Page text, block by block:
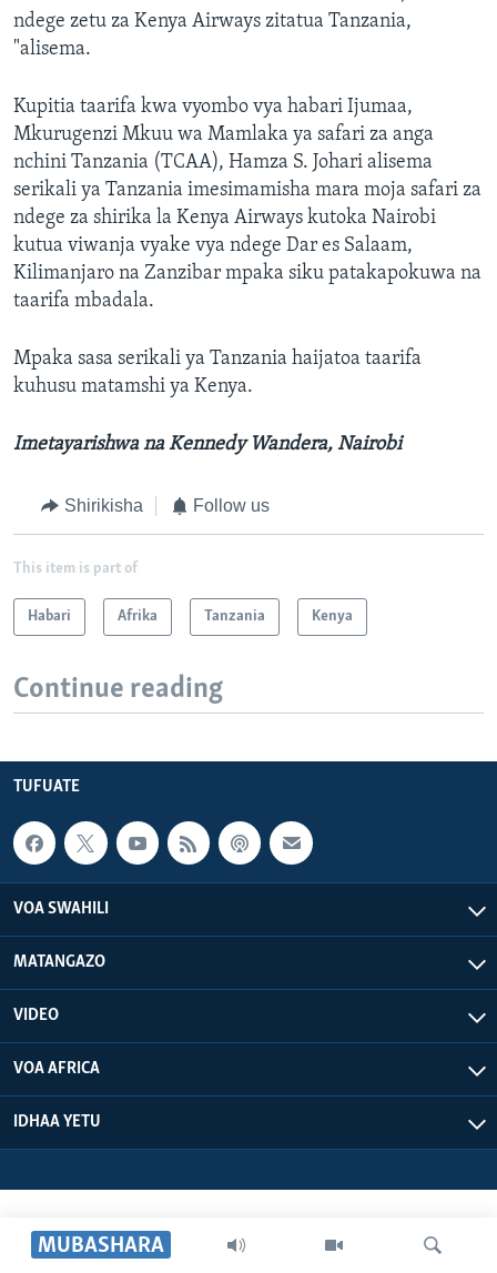
MUBASHARA
ndege zetu za Kenya Airways zitatua Tanzania,
"alisema.
Kupitia taarifa kwa vyombo vya habari Ijumaa,
Mkurugenzi Mkuu wa Mamlaka ya safari za anga
nchini Tanzania (TCAA), Hamza S. Johari alisema
serikali ya Tanzania imesimamisha mara moja safari za
ndege za shirika la Kenya Airways kutoka Nairobi
kutua viwanja vyake vya ndege Dar es Salaam,
Kilimanjaro na Zanzibar mpaka siku patakapokuwa na
taarifa mbadala.
Mpaka sasa serikali ya Tanzania haijatoa taarifa
kuhusu matamshi ya Kenya.
Imetayarishwa na Kennedy Wandera, Nairobi
Shirikisha Follow us
This item is part of
Habari Afrika Tanzania Kenya
Continue reading
TUFUATE
VOA SWAHILI
MATANGAZO
VIDEO
VOA AFRICA
IDHAA YETU